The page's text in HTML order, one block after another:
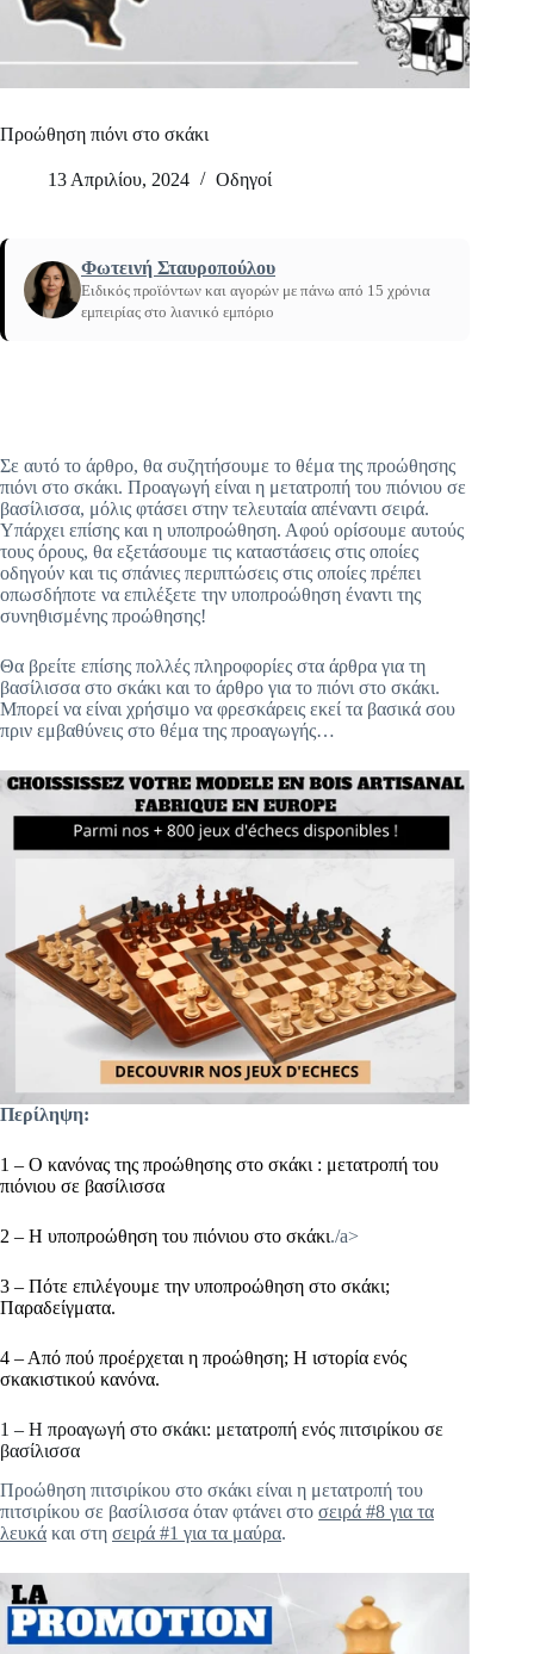
Προώθηση πιόνι στο σκάκι
13 Απριλίου, 2024 Οδηγοί
Φωτεινή Σταυροπούλου
Ειδικός προϊόντων και αγορών με πάνω από 15 χρόνια
εμπειρίας στο λιανικό εμπόριο
Σε αυτό το άρθρο, θα συζητήσουμε το θέμα της προώθησης
πιόνι στο σκάκι. Προαγωγή είναι η μετατροπή του πιόνιου σε
βασίλισσα, μόλις φτάσει στην τελευταία απέναντι σειρά.
Υπάρχει επίσης και η υποπροώθηση. Αφού ορίσουμε αυτούς
τους όρους, θα εξετάσουμε τις καταστάσεις στις οποίες
οδηγούν και τις σπάνιες περιπτώσεις στις οποίες πρέπει
οπωσδήποτε να επιλέξετε την υποπροώθηση έναντι της
συνηθισμένης προώθησης!
Θα βρείτε επίσης πολλές πληροφορίες στα άρθρα για τη
βασίλισσα στο σκάκι και το άρθρο για το πιόνι στο σκάκι.
Μπορεί να είναι χρήσιμο να φρεσκάρεις εκεί τα βασικά σου
πριν εμβαθύνεις στο θέμα της προαγωγής…
Περίληψη:
1 – Ο κανόνας της προώθησης στο σκάκι : μετατροπή του
πιόνιου σε βασίλισσα
2 – Η υποπροώθηση του πιόνιου στο σκάκι./a>
3 – Πότε επιλέγουμε την υποπροώθηση στο σκάκι;
Παραδείγματα.
4 – Από πού προέρχεται η προώθηση; Η ιστορία ενός
σκακιστικού κανόνα.
1 – Η προαγωγή στο σκάκι: μετατροπή ενός πιτσιρίκου σε
βασίλισσα
Προώθηση πιτσιρίκου στο σκάκι είναι η μετατροπή του
πιτσιρίκου σε βασίλισσα όταν φτάνει στο σειρά #8 για τα
λευκά και στη σειρά #1 για τα μαύρα.